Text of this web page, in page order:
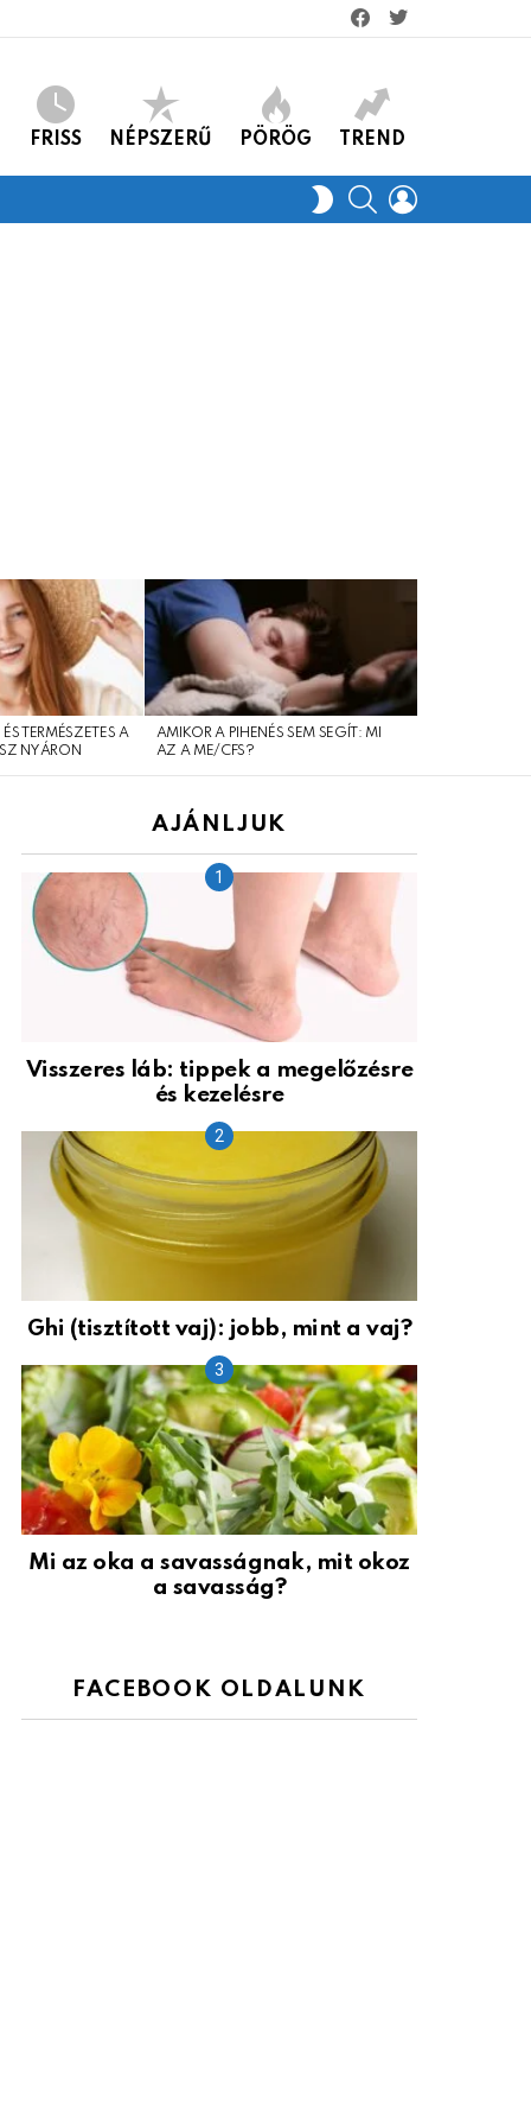
facebooktwitter
FRISS NÉPSZERŰ PÖRÖG TREND
SWITCH
SKIN
KERES
TERMÉSZETES A
NYÁRON
AMIKOR A PIHENÉS SEM SEGÍT: MI
AZ A ME/CFS?
AJÁNLJUK
Visszeres láb: tippek a megelőzésre
és kezelésre
Ghi (tisztított vaj): jobb, mint a vaj?
Mi az oka a savasságnak, mit okoz
a savasság?
FACEBOOK OLDALUNK